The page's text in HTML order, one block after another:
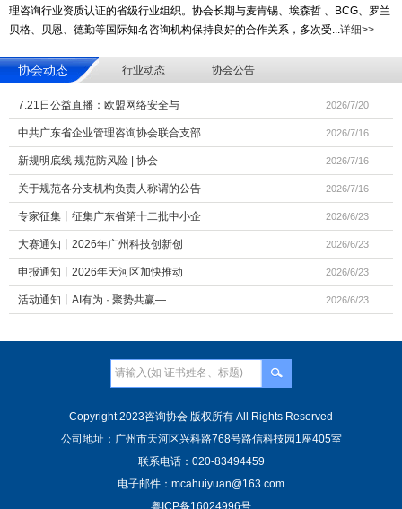
理咨询行业资质认证的省级行业组织。协会长期与麦肯锡、埃森哲 、BCG、罗兰
贝格、贝恩、德勤等国际知名咨询机构保持良好的合作关系，多次受...详细>>
协会动态 行业动态 协会公告
7.21日公益直播：欧盟网络安全与 2026/7/20
中共广东省企业管理咨询协会联合支部 2026/7/16
新规明底线 规范防风险 | 协会 2026/7/16
关于规范各分支机构负责人称谓的公告 2026/7/16
专家征集丨征集广东省第十二批中小企 2026/6/23
大赛通知丨2026年广州科技创新创 2026/6/23
申报通知丨2026年天河区加快推动 2026/6/23
活动通知丨AI有为 · 聚势共赢— 2026/6/23
Copyright 2023咨询协会 版权所有 All Rights Reserved
公司地址：广州市天河区兴科路768号路信科技园1座405室
联系电话：020-83494459
电子邮件：mcahuiyuan@163.com